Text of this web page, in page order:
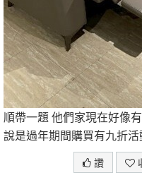
順帶一題 他們家現在好像
說是過年期間購買有九折
讚